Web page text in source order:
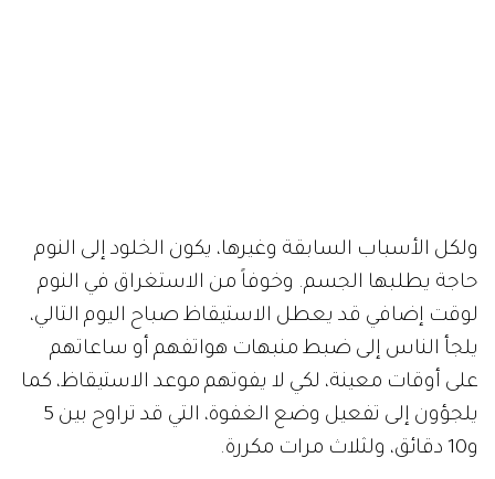
ولكل الأسباب السابقة وغيرها، يكون الخلود إلى النوم
حاجة يطلبها الجسم. وخوفاً من الاستغراق في النوم
لوقت إضافي قد يعطل الاستيقاظ صباح اليوم التالي،
يلجأ الناس إلى ضبط منبهات هواتفهم أو ساعاتهم
على أوقات معينة، لكي لا يفوتهم موعد الاستيقاظ، كما
يلجؤون إلى تفعيل وضع الغفوة، التي قد تراوح بين 5
و10 دقائق، ولثلاث مرات مكررة.